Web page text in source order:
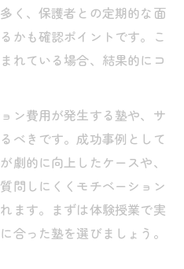
く、保護者との定期的な面
かも確認ポイントです。こ
れている場合、結果的にコ
ン費用が発生する塾や、サ
べきです。成功事例として
劇的に向上したケースや、
問しにくくモチベーション
ます。まずは体験授業で実
合った塾を選びましょう。